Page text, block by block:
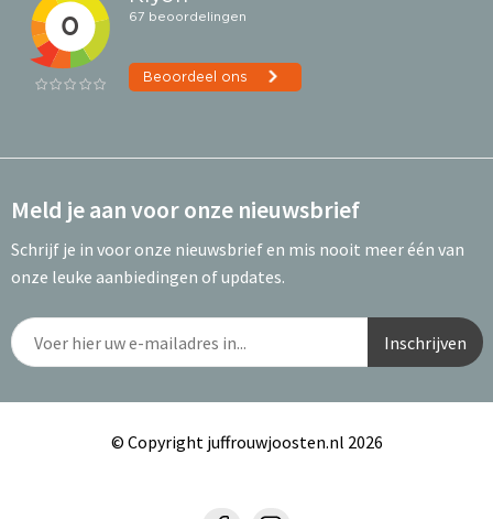
Meld je aan voor onze nieuwsbrief
Schrijf je in voor onze nieuwsbrief en mis nooit meer één van
onze leuke aanbiedingen of updates.
© Copyright juffrouwjoosten.nl 2026